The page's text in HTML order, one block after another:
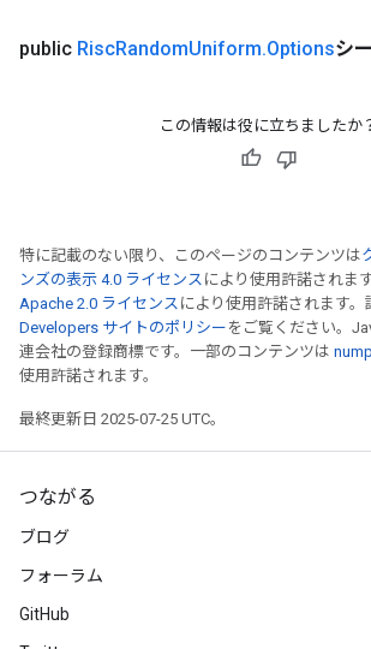
public RiscRandomUniform.Optionsシ
この情報は役に立ちましたか
特に記載のない限り、このページのコンテンツは
ンズの表示 4.0 ライセンス により使用許諾されま
Apache 2.0 ライセンス により使用許諾されます。
Developers サイトのポリシー をご覧ください。
連会社の登録商標です。一部のコンテンツは
使用許諾されます。
最終更新日 2025-07-25 UTC。
つながる
ブログ
フォーラム
GitHub